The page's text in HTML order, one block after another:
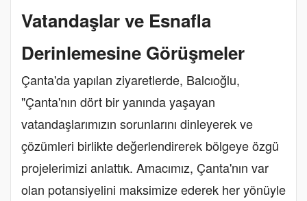
Vatandaşlar ve Esnafla
Derinlemesine Görüşmeler
Çanta'da yapılan ziyaretlerde, Balcıoğlu,
"Çanta'nın dört bir yanında yaşayan
vatandaşlarımızın sorunlarını dinleyerek ve
çözümleri birlikte değerlendirerek bölgeye özgü
projelerimizi anlattık. Amacımız, Çanta'nın var
olan potansiyelini maksimize ederek her yönüyle